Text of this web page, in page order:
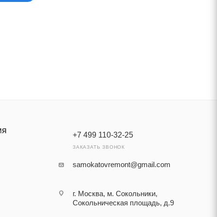
+7 499 110-32-25
ЗАКАЗАТЬ ЗВОНОК
samokatovremont@gmail.com
г. Москва, м. Сокольники,
Сокольническая площадь, д.9